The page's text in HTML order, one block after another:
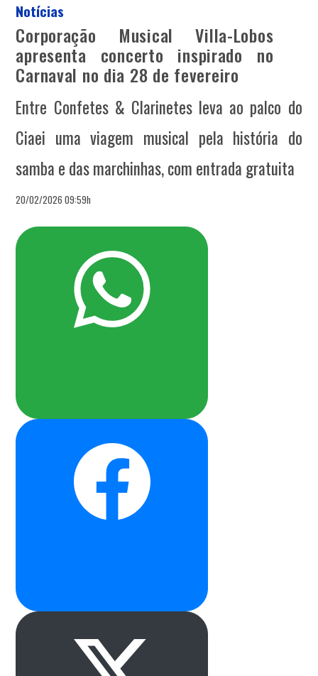
Notícias
Corporação Musical Villa-Lobos
apresenta concerto inspirado no
Carnaval no dia 28 de fevereiro
Entre Confetes & Clarinetes leva ao palco do
Ciaei uma viagem musical pela história do
samba e das marchinhas, com entrada gratuita
20/02/2026 09:59h